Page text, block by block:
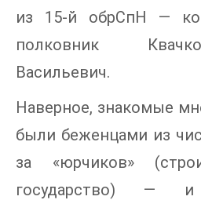
из 15-й обрСпН —
полковник
Васильевич.
Наверное, знакомые
были беженцами из
за «юрчиков»
государство) — и